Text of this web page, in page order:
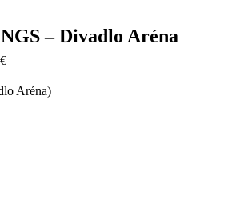
– Divadlo Aréna